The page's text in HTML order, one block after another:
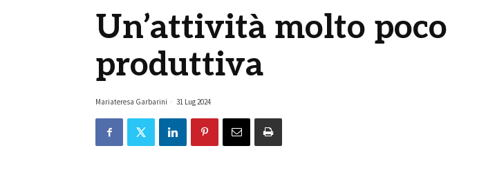
Un’attività molto poco
produttiva
Mariateresa Garbarini - 31 Lug 2024